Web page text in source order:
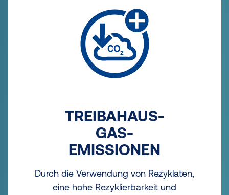
TREIBAHAUS-
GAS-
EMISSIONEN
Durch die Verwendung von Rezyklaten,
eine hohe Rezyklierbarkeit und